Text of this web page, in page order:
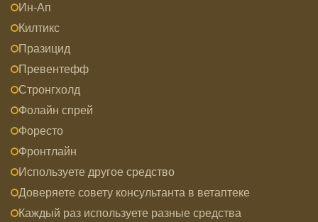
Ин-Ап
Килтикс
Празицид
Превентефф
Стронгхолд
Фолайн спрей
Форесто
Фронтлайн
Используете другое средство
Доверяете совету консультанта в ветаптеке
Каждый раз используете разные средства